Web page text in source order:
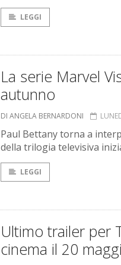
LEGGI
La serie Marvel
autunno
DI ANGELA BERNARDONI
Paul Bettany torna a
della trilogia televisiva
LEGGI
Ultimo trailer per
cinema il 20